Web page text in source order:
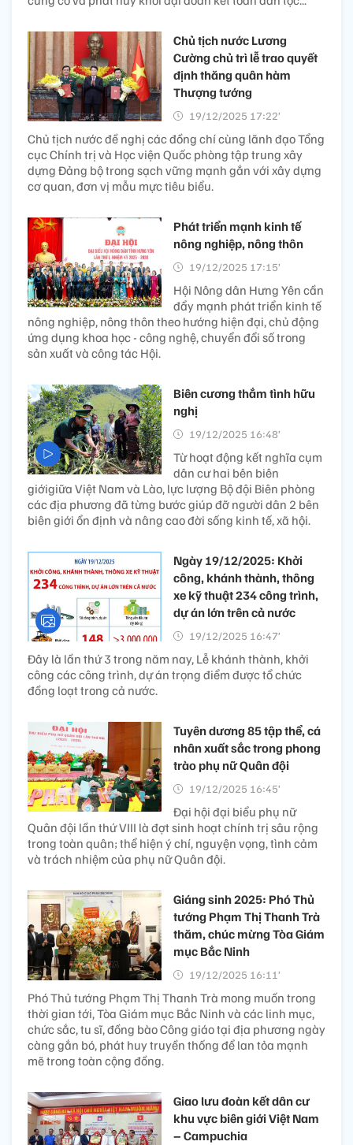
Chủ tịch nước Lương
Cường chủ trì lễ trao quyết
định thăng quân hàm
Thượng tướng
19/12/2025 17:22’
Chủ tịch nước đề nghị các đồng chí cùng lãnh đạo Tổng
cục Chính trị và Học viện Quốc phòng tập trung xây
dựng Đảng bộ trong sạch vững mạnh gắn với xây dựng
cơ quan, đơn vị mẫu mực tiêu biểu.
Phát triển mạnh kinh tế
nông nghiệp, nông thôn
19/12/2025 17:15’
Hội Nông dân Hưng Yên cần
đẩy mạnh phát triển kinh tế
nông nghiệp, nông thôn theo hướng hiện đại, chủ động
ứng dụng khoa học - công nghệ, chuyển đổi số trong
sản xuất và công tác Hội.
Biên cương thắm tình hữu
nghị
19/12/2025 16:48’
Từ hoạt động kết nghĩa cụm
dân cư hai bên biên
giớigiữa Việt Nam và Lào, lực lượng Bộ đội Biên phòng
các địa phương đã từng bước giúp đỡ người dân 2 bên
biên giới ổn định và nâng cao đời sống kinh tế, xã hội.
Ngày 19/12/2025: Khởi
công, khánh thành, thông
xe kỹ thuật 234 công trình,
dự án lớn trên cả nước
19/12/2025 16:47’
Đây là lần thứ 3 trong năm nay, Lễ khánh thành, khởi
công các công trình, dự án trọng điểm được tổ chức
đồng loạt trong cả nước.
Tuyên dương 85 tập thể, cá
nhân xuất sắc trong phong
trào phụ nữ Quân đội
19/12/2025 16:45’
Đại hội đại biểu phụ nữ
Quân đội lần thứ VIII là đợt sinh hoạt chính trị sâu rộng
trong toàn quân; thể hiện ý chí, nguyện vọng, tình cảm
và trách nhiệm của phụ nữ Quân đội.
Giáng sinh 2025: Phó Thủ
tướng Phạm Thị Thanh Trà
thăm, chúc mừng Tòa Giám
mục Bắc Ninh
19/12/2025 16:11’
Phó Thủ tướng Phạm Thị Thanh Trà mong muốn trong
thời gian tới, Tòa Giám mục Bắc Ninh và các linh mục,
chức sắc, tu sĩ, đồng bào Công giáo tại địa phương ngày
càng gắn bó, phát huy truyền thống để lan tỏa mạnh
mẽ trong toàn cộng đồng.
Giao lưu đoàn kết dân cư
khu vực biên giới Việt Nam
– Campuchia